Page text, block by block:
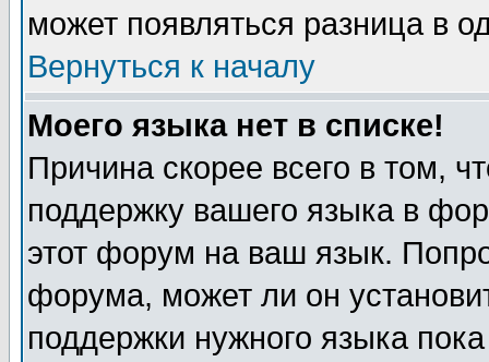
может появляться разница в
Вернуться к началу
Моего языка нет в списке!
Причина скорее всего в том,
поддержку вашего языка в
этот форум на ваш язык.
форума, может ли он
поддержки нужного языка